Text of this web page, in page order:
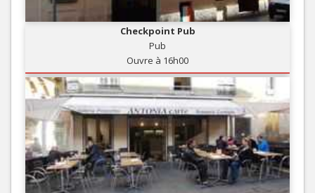
Checkpoint Pub
Pub
Ouvre à 16h00